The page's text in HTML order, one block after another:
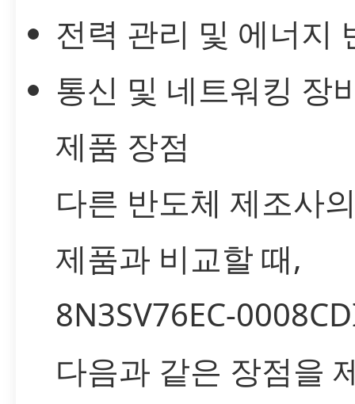
전력 관리 및 에너지
통신 및 네트워킹 장
제품 장점
다른 반도체 제조사
제품과 비교할 때,
8N3SV76EC-
다음과 같은 장점을